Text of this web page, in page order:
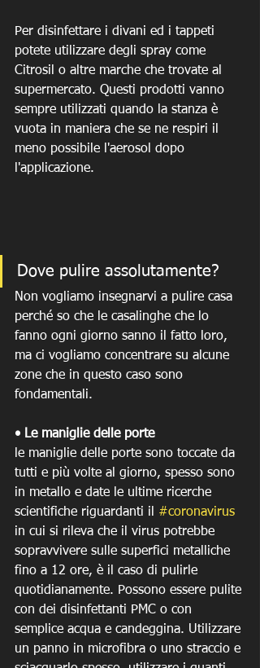
Per disinfettare i divani ed i tappeti
potete utilizzare degli spray come
Citrosil o altre marche che trovate al
supermercato. Questi prodotti vanno
sempre utilizzati quando la stanza è
vuota in maniera che se ne respiri il
meno possibile l'aerosol dopo
l'applicazione.
Dove pulire assolutamente?
Non vogliamo insegnarvi a pulire casa
perché so che le casalinghe che lo
fanno ogni giorno sanno il fatto loro,
ma ci vogliamo concentrare su alcune
zone che in questo caso sono
fondamentali.
• Le maniglie delle porte
le maniglie delle porte sono toccate da
tutti e più volte al giorno, spesso sono
in metallo e date le ultime ricerche
scientifiche riguardanti il #coronavirus
in cui si rileva che il virus potrebbe
sopravvivere sulle superfici metalliche
fino a 12 ore, è il caso di pulirle
quotidianamente. Possono essere pulite
con dei disinfettanti PMC o con
semplice acqua e candeggina. Utilizzare
un panno in microfibra o uno straccio e